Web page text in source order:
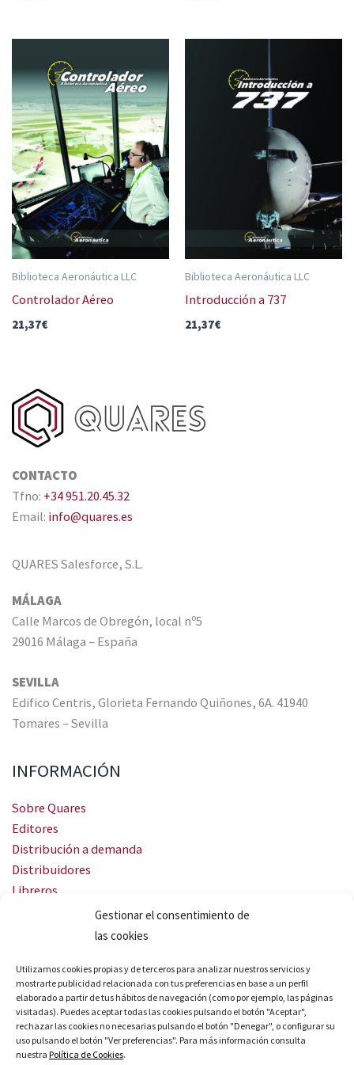
Gestionar el consentimiento de
las cookies
Utilizamos cookies propias y de terceros para analizar nuestros servicios y
mostrarte publicidad relacionada con tus preferencias en base a un perfil
elaborado a partir de tus hábitos de navegación (como por ejemplo, las páginas
visitadas). Puedes aceptar todas las cookies pulsando el botón "Aceptar",
rechazar las cookies no necesarias pulsando el botón "Denegar", o configurar su
uso pulsando el botón "Ver preferencias". Para más información consulta
nuestra Política de Cookies.
Biblioteca Aeronáutica LLC
Controlador Aéreo
21,37€
Biblioteca Aeronáutica LLC
Introducción a 737
21,37€
CONTACTO
Tfno: +34 951.20.45.32
Email: info@quares.es
QUARES Salesforce, S.L.
MÁLAGA
Calle Marcos de Obregón, local nº5
29016 Málaga – España
SEVILLA
Edifico Centris, Glorieta Fernando Quiñones, 6A. 41940
Tomares – Sevilla
INFORMACIÓN
Sobre Quares
Editores
Distribución a demanda
Distribuidores
Libreros
Servicio Landingweb
Crea tu audiobook